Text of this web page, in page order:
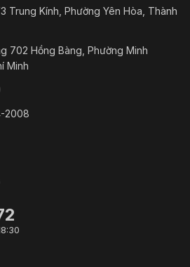
Trung Kính, Phường Yên Hòa, Thành
702 Hồng Bàng, Phường Minh
Minh
2008